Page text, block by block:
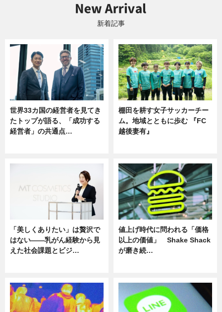
新着記事
世界33カ国の経営者を見てき
たトップが語る、「成功する
経営者」の共通点…
棚田を耕す女子サッカーチー
ム。地域とともに歩む 『FC
越後妻有』
「美しくありたい」は贅沢で
はない――乳がん経験から見
えた社会課題とビジ…
値上げ時代に問われる「価格
以上の価値」 Shake Shack
が磨き続…